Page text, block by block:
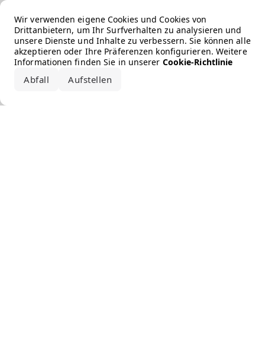
Wir verwenden eigene Cookies und Cookies von
Drittanbietern, um Ihr Surfverhalten zu analysieren und
unsere Dienste und Inhalte zu verbessern. Sie können alle
akzeptieren oder Ihre Präferenzen konfigurieren. Weitere
Informationen finden Sie in unserer Cookie-Richtlinie
Abfall Aufstellen
Error loading the brand